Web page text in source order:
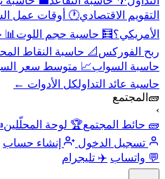
التقويم الاقتصادي🕐 أوقات عمل
الأمريكي؟🧮 حاسبة حجم اللوت 📊
ربح الفوركس 📐 حاسبة النقاط
حاسبة السواب📈 متوسط سعر
حاسبة عائد التداولكل الأدوات ←
🧱 المجتمع
›
🧱 حائط المجتمع🏆 لوحة المحلّلين
تسجيل الدخول
إنشاء حساب
💬 واتساب ✈️ تليجرام